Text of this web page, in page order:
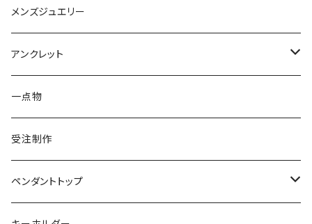
エメラルド
ペリドット
パール
カラーストーン
パール
K18
ダイヤモンド
カラーストーン
シルバー
カラーストーン
海の生き物
ムーンストーン
こうもり
ハリネズミ
ムーンストーン
レインボームーンストーン（ラブラドライト）
ガーネット
オパール
アクアマリン
クォーツ
鳥
カラーストーン
シルバー
そのほかの動物
ムーンストーン
ブルートパーズ
K18
ダイヤモンド
カラーストーン
K10
ダイヤモンド
カラーストーン
シルバー
ダイヤモンド
亀
そのほかの動物
シルバー
メンズジュエリー
アンクレット
シルバー
一点物
受注制作
ペンダントトップ